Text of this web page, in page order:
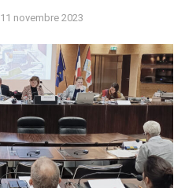
11 novembre 2023